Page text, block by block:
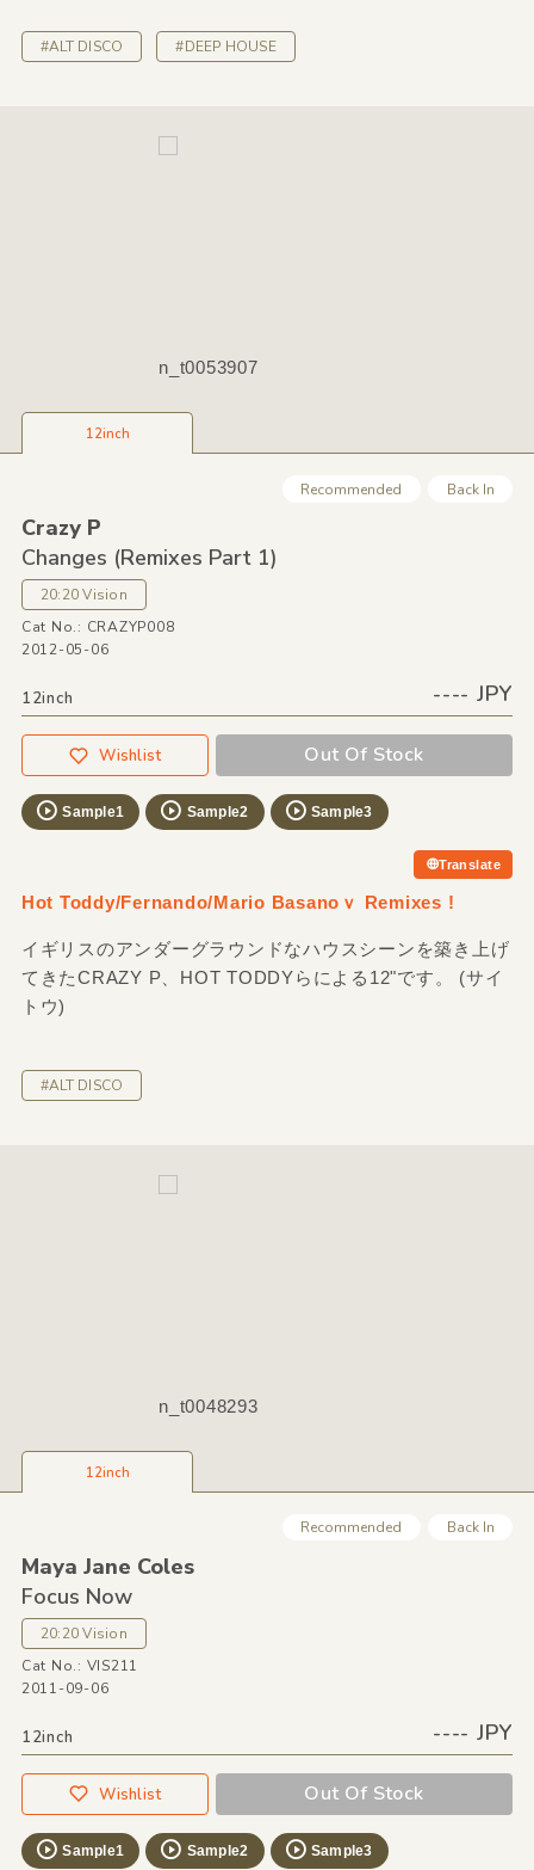
#ALT DISCO #DEEP HOUSE
n_t0053907
12inch
Recommended Back In
Crazy P
Changes (Remixes Part 1)
20:20 Vision
Cat No.: CRAZYP008
2012-05-06
12inch ---- JPY
Wishlist Out Of Stock
Sample1 Sample2 Sample3
Translate
Hot Toddy/Fernando/Mario Basanoｖ Remixes !
イギリスのアンダーグラウンドなハウスシーンを築き上げ
てきたCRAZY P、HOT TODDYらによる12"です。 (サイ
トウ)
#ALT DISCO
n_t0048293
12inch
Recommended Back In
Maya Jane Coles
Focus Now
20:20 Vision
Cat No.: VIS211
2011-09-06
12inch ---- JPY
Wishlist Out Of Stock
Sample1 Sample2 Sample3